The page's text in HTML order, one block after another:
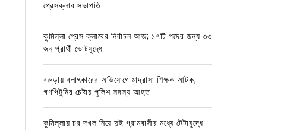
প্রেসক্লাব সভাপতি
কুমিল্লা প্রেস ক্লাবের নির্বাচন আজ; ১৭টি পদের জন্য ৩৩
জন প্রার্থী ভোটযুদ্ধে
বরুড়ায় বলাৎকারের অভিযোগে মাদ্রাসা শিক্ষক আটক,
গণপিটুনির চেষ্টায় পুলিশ সদস্য আহত
কুমিল্লায় চর দখল নিয়ে দুই গ্রামবাসীর মধ্যে টেটাযুদ্ধে